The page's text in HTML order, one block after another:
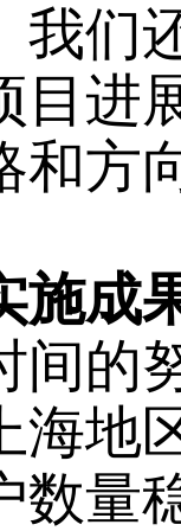
我们
目进
和方
施成
间的
海地
数量